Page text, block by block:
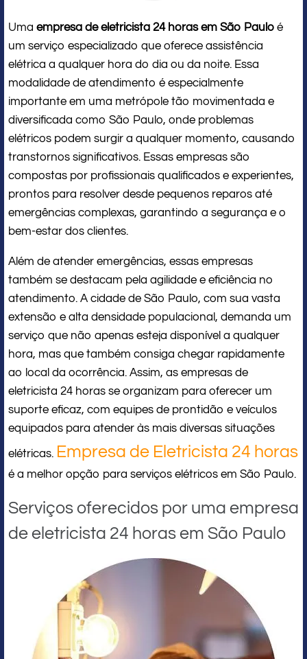
Uma empresa de eletricista 24 horas em São Paulo é
um serviço especializado que oferece assistência
elétrica a qualquer hora do dia ou da noite. Essa
modalidade de atendimento é especialmente
importante em uma metrópole tão movimentada e
diversificada como São Paulo, onde problemas
elétricos podem surgir a qualquer momento, causando
transtornos significativos. Essas empresas são
compostas por profissionais qualificados e experientes,
prontos para resolver desde pequenos reparos até
emergências complexas, garantindo a segurança e o
bem-estar dos clientes.
Além de atender emergências, essas empresas
também se destacam pela agilidade e eficiência no
atendimento. A cidade de São Paulo, com sua vasta
extensão e alta densidade populacional, demanda um
serviço que não apenas esteja disponível a qualquer
hora, mas que também consiga chegar rapidamente
ao local da ocorrência. Assim, as empresas de
eletricista 24 horas se organizam para oferecer um
suporte eficaz, com equipes de prontidão e veículos
equipados para atender às mais diversas situações
elétricas. Empresa de Eletricista 24 horas
é a melhor opção para serviços elétricos em São Paulo.
Serviços oferecidos por uma empresa
de eletricista 24 horas em São Paulo